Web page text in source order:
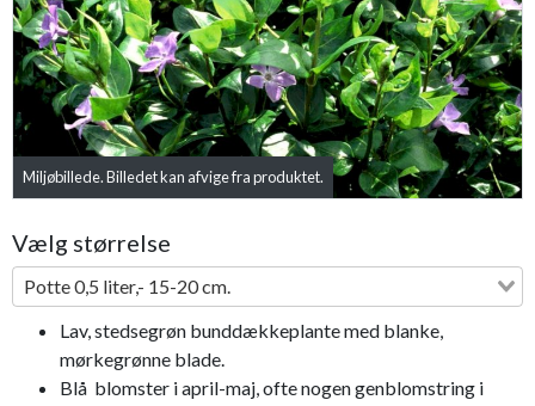
Miljøbillede. Billedet kan afvige fra produktet.
Vælg størrelse
Potte 0,5 liter,- 15-20 cm.
Lav, stedsegrøn bunddækkeplante med blanke,
mørkegrønne blade.
Blå blomster i april-maj, ofte nogen genblomstring i